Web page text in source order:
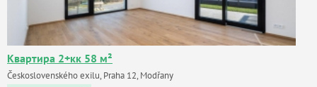
Квартира 2+кк 58 м²
Československého exilu, Praha 12, Modřany